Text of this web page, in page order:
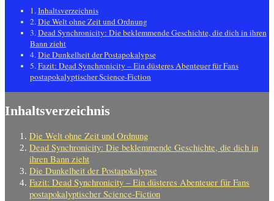
Inhaltsverzeichnis
Die Welt ohne Zeit und Ordnung
Dead Synchronicity: Die beklemmende Geschichte, die dich in ihren
Bann zieht
Die Dunkelheit der Postapokalypse
Fazit: Dead Synchronicity – Ein düsteres Abenteuer für Fans
postapokalyptischer Science-Fiction
Inhaltsverzeichnis
Die Welt ohne Zeit und Ordnung
Dead Synchronicity: Die beklemmende Geschichte, die dich in
ihren Bann zieht
Die Dunkelheit der Postapokalypse
Fazit: Dead Synchronicity – Ein düsteres Abenteuer für Fans
postapokalyptischer Science-Fiction